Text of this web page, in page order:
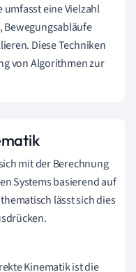
umfasst eine Vielzahl
Bewegungsabläufe
Diese Techniken
von Algorithmen zur
mit der Berechnung
Systems basierend auf
lässt sich dies
Kinematik ist die